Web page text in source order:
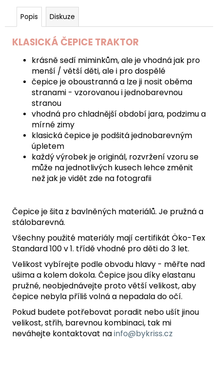
Popis Diskuze
KLASICKÁ ČEPICE TRAKTOR
krásně sedí miminkům, ale je vhodná jak pro
menší / větší děti, ale i pro dospělé
čepice je oboustranná a lze ji nosit oběma
stranami - vzorovanou i jednobarevnou
stranou
vhodná pro chladnější období jara, podzimu a
mírné zimy
klasická čepice je podšitá jednobarevným
úpletem
každý výrobek je originál, rozvržení vzoru se
může na jednotlivých kusech lehce změnit
než jak je vidět zde na fotografii
Čepice je šita z bavlněných materiálů. Je pružná a
stálobarevná.
Všechny použité materiály mají certifikát Öko-Tex
Standard 100 v 1. třídě vhodné pro děti do 3 let.
Velikost vybírejte podle obvodu hlavy - měřte nad
ušima a kolem dokola. Čepice jsou díky elastanu
pružné, neobjednávejte proto větší velikost, aby
čepice nebyla příliš volná a nepadala do očí.
Pokud budete potřebovat poradit nebo ušít jinou
velikost, střih, barevnou kombinaci, tak mi
neváhejte kontaktovat nainfo@bykriss.cz
FIALOVÁ
290
Kč